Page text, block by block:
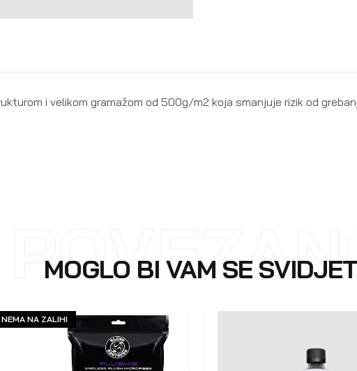
i velikom gramažom od 500g/m2 koja smanjuje rizik od
MOGLO BI VAM SE
NEMA NA ZALIHI